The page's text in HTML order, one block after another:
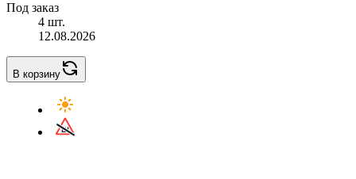
Под заказ
4 шт.
12.08.2026
В корзину